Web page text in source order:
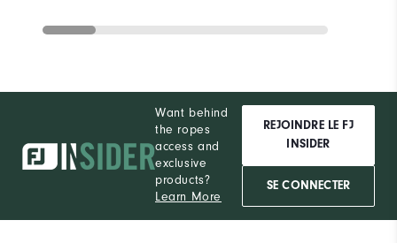
Want behind
the ropes
access and
exclusive
products?
Learn More
REJOINDRE LE FJ
INSIDER
SE CONNECTER